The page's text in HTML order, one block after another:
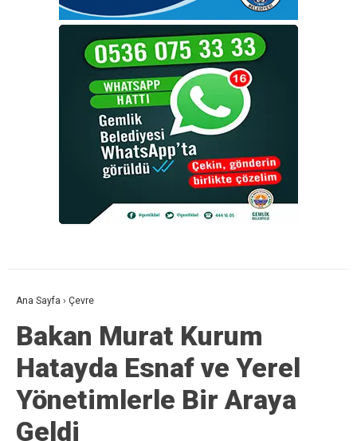
Ana Sayfa › Çevre
Bakan Murat Kurum
Hatayda Esnaf ve Yerel
Yönetimlerle Bir Araya
Geldi